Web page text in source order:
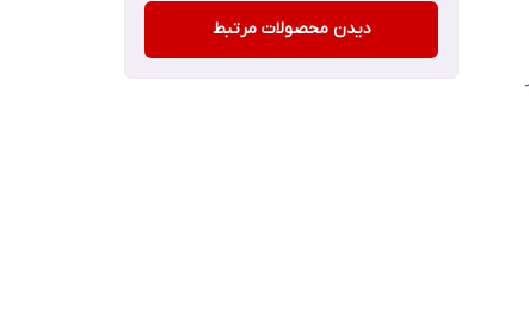
دیدن محصولات مرتبط